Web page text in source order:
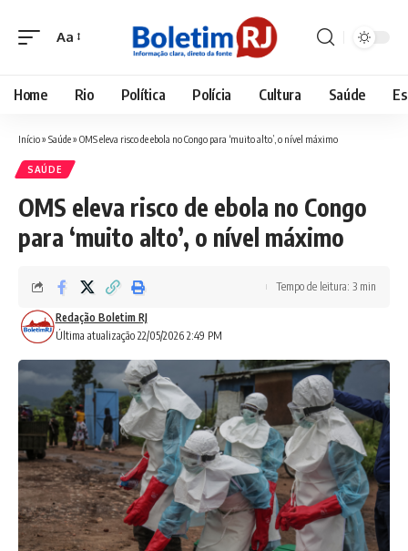
Font
Aa
Home Rio Política Polícia Cultura Saúde
Início» Saúde» OMS eleva risco de ebola no Congo para ‘muito alto’, o nível máximo
SAÚDE
OMS eleva risco de ebola no Congo
para ‘muito alto’, o nível máximo
Última atualização 22/05/2026 2:49 PM
Redação Boletim RJ
Tempo de leitura: 3 min